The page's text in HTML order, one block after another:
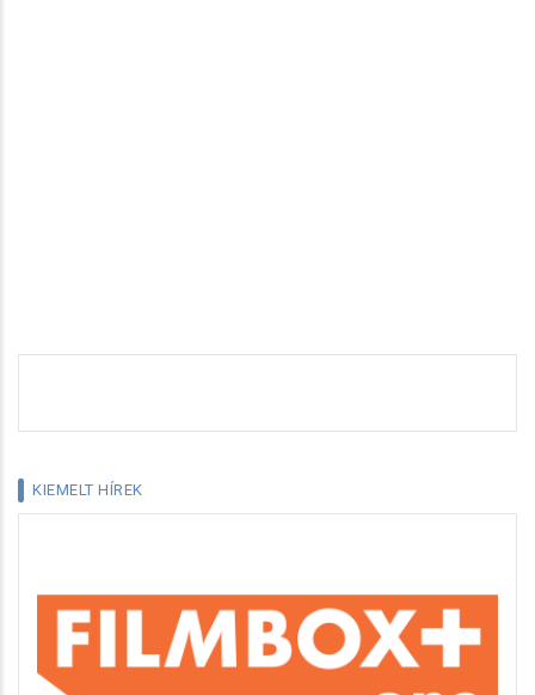
KIEMELT HÍREK